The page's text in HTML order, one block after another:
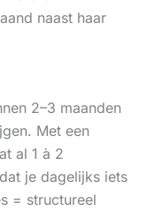
naast haar
2–3 maanden
Met een
al 1 à 2
je dagelijks iets
= structureel